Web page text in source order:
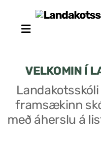
VELKOMIN Í
framsækinn
með áherslu á
Stjórn